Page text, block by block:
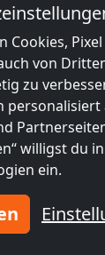
Cookies,
von
zu
willigst du
ein.